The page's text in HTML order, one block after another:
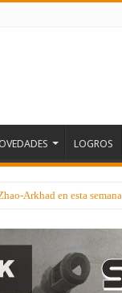
LOGROS
Arkhad en esta semana